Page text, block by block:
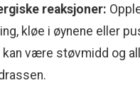
reaksjoner:
kløe i øynene eller
kan være støvmidd og